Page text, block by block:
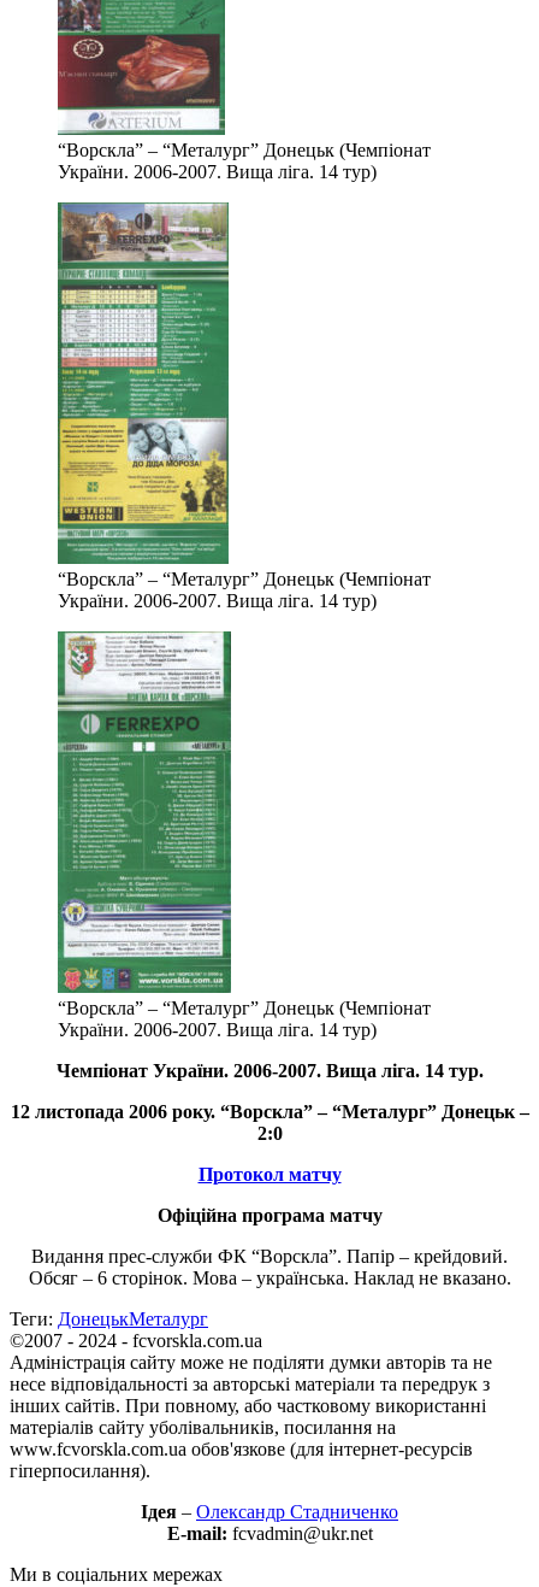
“Ворскла” – “Металург” Донецьк (Чемпіонат
України. 2006-2007. Вища ліга. 14 тур)
“Ворскла” – “Металург” Донецьк (Чемпіонат
України. 2006-2007. Вища ліга. 14 тур)
“Ворскла” – “Металург” Донецьк (Чемпіонат
України. 2006-2007. Вища ліга. 14 тур)
Чемпіонат України. 2006-2007. Вища ліга. 14 тур.
12 листопада 2006 року. “Ворскла” – “Металург” Донецьк –
2:0
Протокол матчу
Офіційна програма матчу
Видання прес-служби ФК “Ворскла”. Папір – крейдовий.
Обсяг – 6 сторінок. Мова – українська. Наклад не вказано.
Теги: ДонецькМеталург
©2007 - 2024 - fcvorskla.com.ua
Адміністрація сайту може не поділяти думки авторів та не
несе відповідальності за авторські матеріали та передрук з
інших сайтів. При повному, або частковому використанні
матеріалів сайту уболівальників, посилання на
www.fcvorskla.com.ua обов'язкове (для інтернет-ресурсів
гіперпосилання).
Ідея – Олександр Стадниченко
E-mail: fcvadmin@ukr.net
Ми в соціальних мережах